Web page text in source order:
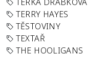
TERRY HAYES
TĚSTOVINY
TEXTAŘ
THE HOOLIGANS